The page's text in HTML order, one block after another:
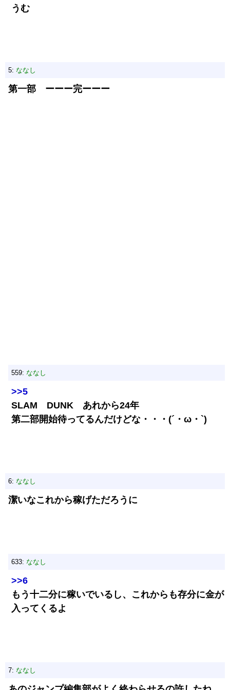
うむ
5: ななし
第一部 ーーー完ーーー
559: ななし
>>5
SLAM DUNK あれから24年
第二部開始待ってるんだけどな・・・(´・ω・`)
6: ななし
潔いなこれから稼げただろうに
633: ななし
>>6
もう十二分に稼いでいるし、これからも存分に金が
入ってくるよ
7: ななし